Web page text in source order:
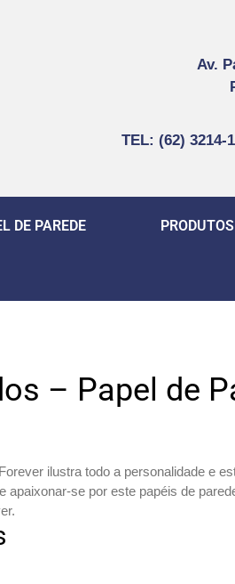
Av.
TEL: (62) 3214-
DE PAREDE PRODUTOS
– Papel de
ilustra todo a personalidade e
se por este papéis de